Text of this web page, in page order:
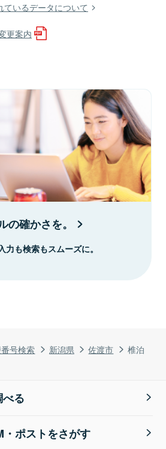
号検索 新潟県 佐渡市 椎泊
いるデータについて
更案内
の確かさを。
も検索もスムーズに。
る
・ポストをさがす